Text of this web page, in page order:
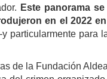
Este panorama
en el 2022
particularmente para
de la Fundación